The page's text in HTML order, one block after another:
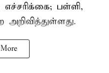
பள்ளி,
அறிவித்துள்ளது.